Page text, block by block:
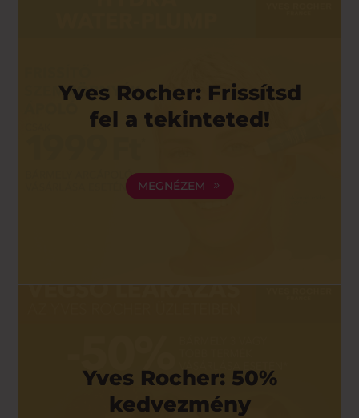
Yves Rocher: Frissítsd
fel a tekinteted!
MEGNÉZEM
Yves Rocher: 50%
kedvezmény